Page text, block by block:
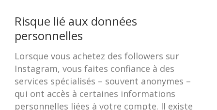
Risque lié aux données
personnelles
Lorsque vous achetez des followers sur
Instagram, vous faites confiance à des
services spécialisés – souvent anonymes –
qui ont accès à certaines informations
personnelles liées à votre compte. Il existe